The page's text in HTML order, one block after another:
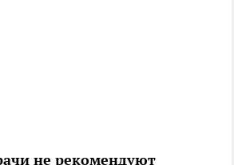
не рекомендуют